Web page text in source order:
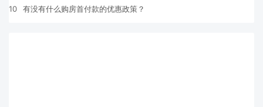
10 有没有什么购房首付款的优惠政策？